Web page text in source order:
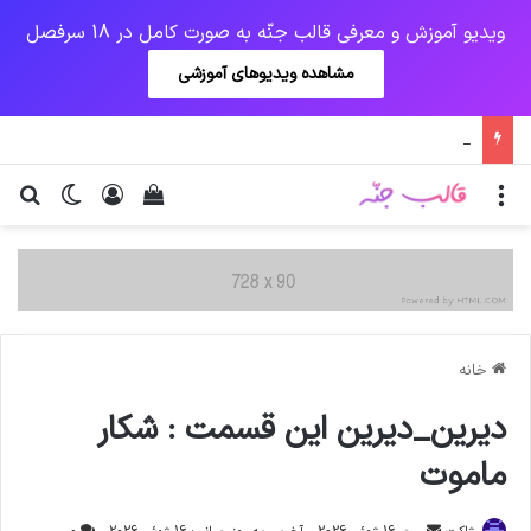
ویدیو آموزش و معرفی قالب جنّه به صورت کامل در 18 سرفصل
مشاهده ویدیوهای آموزشی
اعلام زمان تعیین تکلیف سفرهای نوروزی
تغییر ورود
دیدن سبد خرید منو
خانه
دیرین_دیرین این قسمت : شکار
ماموت